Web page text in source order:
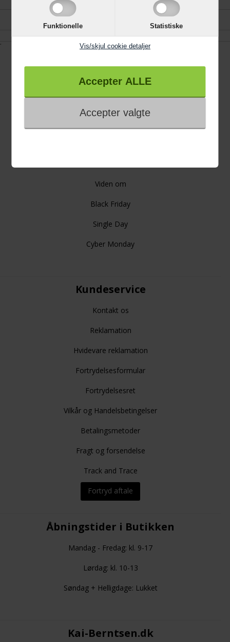
Funktionelle Statistiske
Vis/skjul cookie detaljer
Kai-Berntsen.dk
Åbningstider i Butikken
Mandag - Fredag: kl. 9-17
Lørdag: kl. 10-13
Søndag + Helligdage: Lukket
Kundeservice
Kontakt os
Reklamation
Hvidevare reklamation
Fortrydelsesformular
Fortrydelsesret
Vilkår og Handelsbetingelser
Betalingsmetoder
Fragt og forsendelse
Track and Trace
Fortryd aftale
Information
Viden om
Black Friday
Single Day
Cyber Monday
.